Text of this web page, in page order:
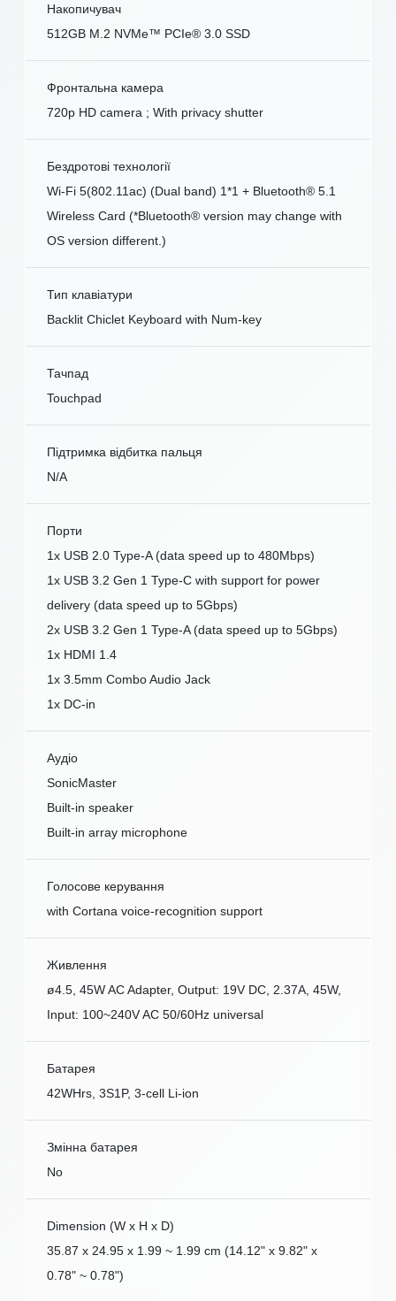
Накопичувач
512GB M.2 NVMe™ PCIe® 3.0 SSD
Фронтальна камера
720p HD camera ; With privacy shutter
Бездротові технології
Wi-Fi 5(802.11ac) (Dual band) 1*1 + Bluetooth® 5.1
Wireless Card (*Bluetooth® version may change with
OS version different.)
Тип клавіатури
Backlit Chiclet Keyboard with Num-key
Тачпад
Touchpad
Підтримка відбитка пальця
N/A
Порти
1x USB 2.0 Type-A (data speed up to 480Mbps)
1x USB 3.2 Gen 1 Type-C with support for power
delivery (data speed up to 5Gbps)
2x USB 3.2 Gen 1 Type-A (data speed up to 5Gbps)
1x HDMI 1.4
1x 3.5mm Combo Audio Jack
1x DC-in
Аудіо
SonicMaster
Built-in speaker
Built-in array microphone
Голосове керування
with Cortana voice-recognition support
Живлення
ø4.5, 45W AC Adapter, Output: 19V DC, 2.37A, 45W,
Input: 100~240V AC 50/60Hz universal
Батарея
42WHrs, 3S1P, 3-cell Li-ion
Змінна батарея
No
Dimension (W x H x D)
35.87 x 24.95 x 1.99 ~ 1.99 cm (14.12" x 9.82" x
0.78" ~ 0.78")